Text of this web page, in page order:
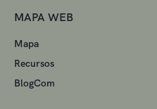
MAPA WEB
Mapa
Recursos
BlogCom